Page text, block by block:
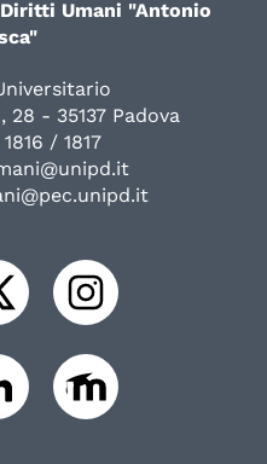
Umani "Antonio
28 - 35137 Padova
/ 1817